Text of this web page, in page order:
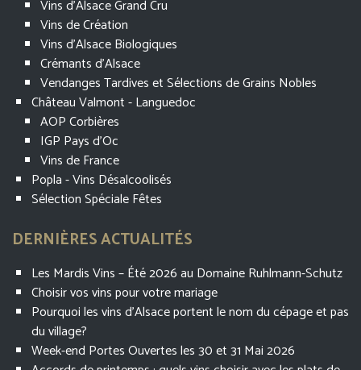
Vins d'Alsace Grand Cru
Vins de Création
Vins d'Alsace Biologiques
Crémants d'Alsace
Vendanges Tardives et Sélections de Grains Nobles
Château Valmont - Languedoc
AOP Corbières
IGP Pays d'Oc
Vins de France
Popla - Vins Désalcoolisés
Sélection Spéciale Fêtes
DERNIÈRES ACTUALITÉS
Les Mardis Vins – Été 2026 au Domaine Ruhlmann-Schutz
Choisir vos vins pour votre mariage
Pourquoi les vins d’Alsace portent le nom du cépage et pas
du village?
Week-end Portes Ouvertes les 30 et 31 Mai 2026